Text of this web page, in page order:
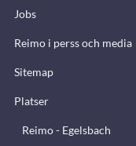
Jobs
Reimo i perss och media
Sitemap
Platser
Reimo - Egelsbach